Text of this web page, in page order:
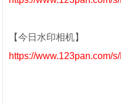
【今日水印相机】
https://www.123pan.com/